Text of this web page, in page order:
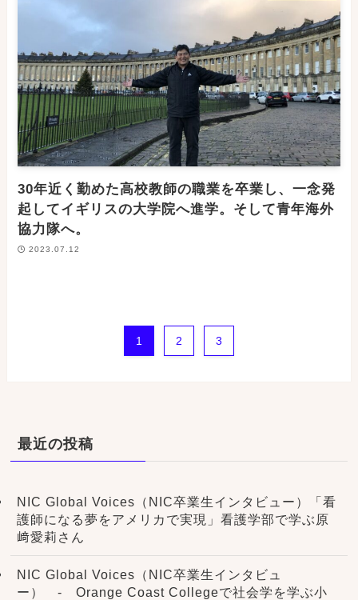
30年近く勤めた高校教師の職業を卒業し、一念発
起してイギリスの大学院へ進学。そして青年海外
協力隊へ。
2023.07.12
1 2 3
最近の投稿
NIC Global Voices（NIC卒業生インタビュー）「看
護師になる夢をアメリカで実現」看護学部で学ぶ原
﨑愛莉さん
NIC Global Voices（NIC卒業生インタビュ
ー） - Orange Coast Collegeで社会学を学ぶ小